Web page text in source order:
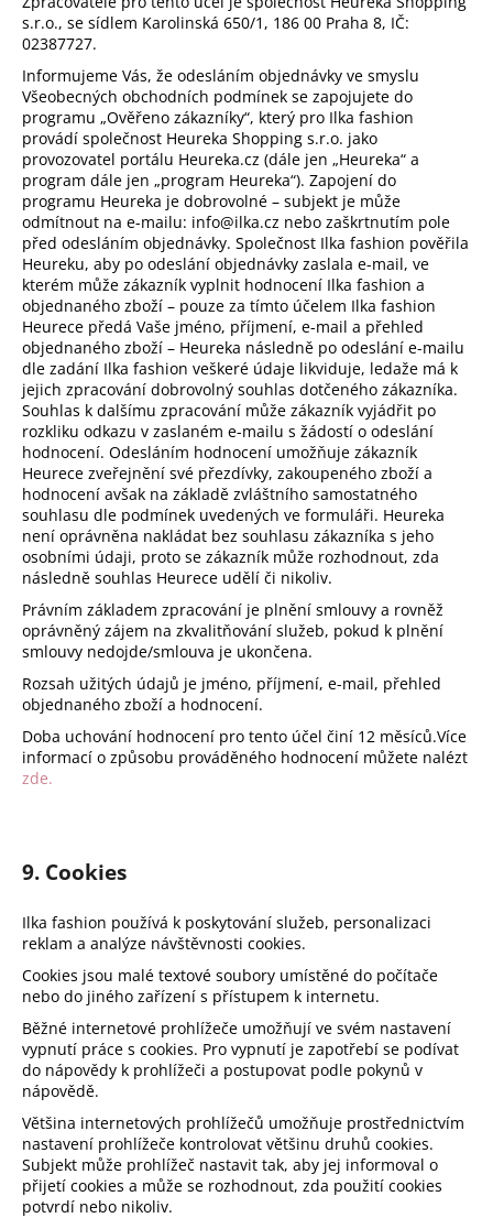
s.r.o., se sídlem Karolinská 650/1, 186 00 Praha 8, IČ:
02387727.
Informujeme Vás, že odesláním objednávky ve smyslu
Všeobecných obchodních podmínek se zapojujete do
programu „Ověřeno zákazníky“, který pro Ilka fashion
provádí společnost Heureka Shopping s.r.o. jako
provozovatel portálu Heureka.cz (dále jen „Heureka“ a
program dále jen „program Heureka“). Zapojení do
programu Heureka je dobrovolné – subjekt je může
odmítnout na e-mailu: info@ilka.cz nebo zaškrtnutím pole
před odesláním objednávky. Společnost Ilka fashion pověřila
Heureku, aby po odeslání objednávky zaslala e-mail, ve
kterém může zákazník vyplnit hodnocení Ilka fashion a
objednaného zboží – pouze za tímto účelem Ilka fashion
Heurece předá Vaše jméno, příjmení, e-mail a přehled
objednaného zboží – Heureka následně po odeslání e-mailu
dle zadání Ilka fashion veškeré údaje likviduje, ledaže má k
jejich zpracování dobrovolný souhlas dotčeného zákazníka.
Souhlas k dalšímu zpracování může zákazník vyjádřit po
rozkliku odkazu v zaslaném e-mailu s žádostí o odeslání
hodnocení. Odesláním hodnocení umožňuje zákazník
Heurece zveřejnění své přezdívky, zakoupeného zboží a
hodnocení avšak na základě zvláštního samostatného
souhlasu dle podmínek uvedených ve formuláři. Heureka
není oprávněna nakládat bez souhlasu zákazníka s jeho
osobními údaji, proto se zákazník může rozhodnout, zda
následně souhlas Heurece udělí či nikoliv.
Právním základem zpracování je plnění smlouvy a rovněž
oprávněný zájem na zkvalitňování služeb, pokud k plnění
smlouvy nedojde/smlouva je ukončena.
Rozsah užitých údajů je jméno, příjmení, e-mail, přehled
objednaného zboží a hodnocení.
Doba uchování hodnocení pro tento účel činí 12 měsíců.Více
informací o způsobu prováděného hodnocení můžete nalézt
zde.
9. Cookies
Ilka fashion používá k poskytování služeb, personalizaci
reklam a analýze návštěvnosti cookies.
Cookies jsou malé textové soubory umístěné do počítače
nebo do jiného zařízení s přístupem k internetu.
Běžné internetové prohlížeče umožňují ve svém nastavení
vypnutí práce s cookies. Pro vypnutí je zapotřebí se podívat
do nápovědy k prohlížeči a postupovat podle pokynů v
nápovědě.
Většina internetových prohlížečů umožňuje prostřednictvím
nastavení prohlížeče kontrolovat většinu druhů cookies.
Subjekt může prohlížeč nastavit tak, aby jej informoval o
přijetí cookies a může se rozhodnout, zda použití cookies
potvrdí nebo nikoliv.